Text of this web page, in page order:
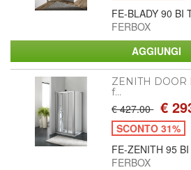
FE-BLADY 90 BI
FERBOX
ZENITH DOOR
f...
€ 427.00 €
SCONTO 31%
FE-ZENITH 95
FERBOX